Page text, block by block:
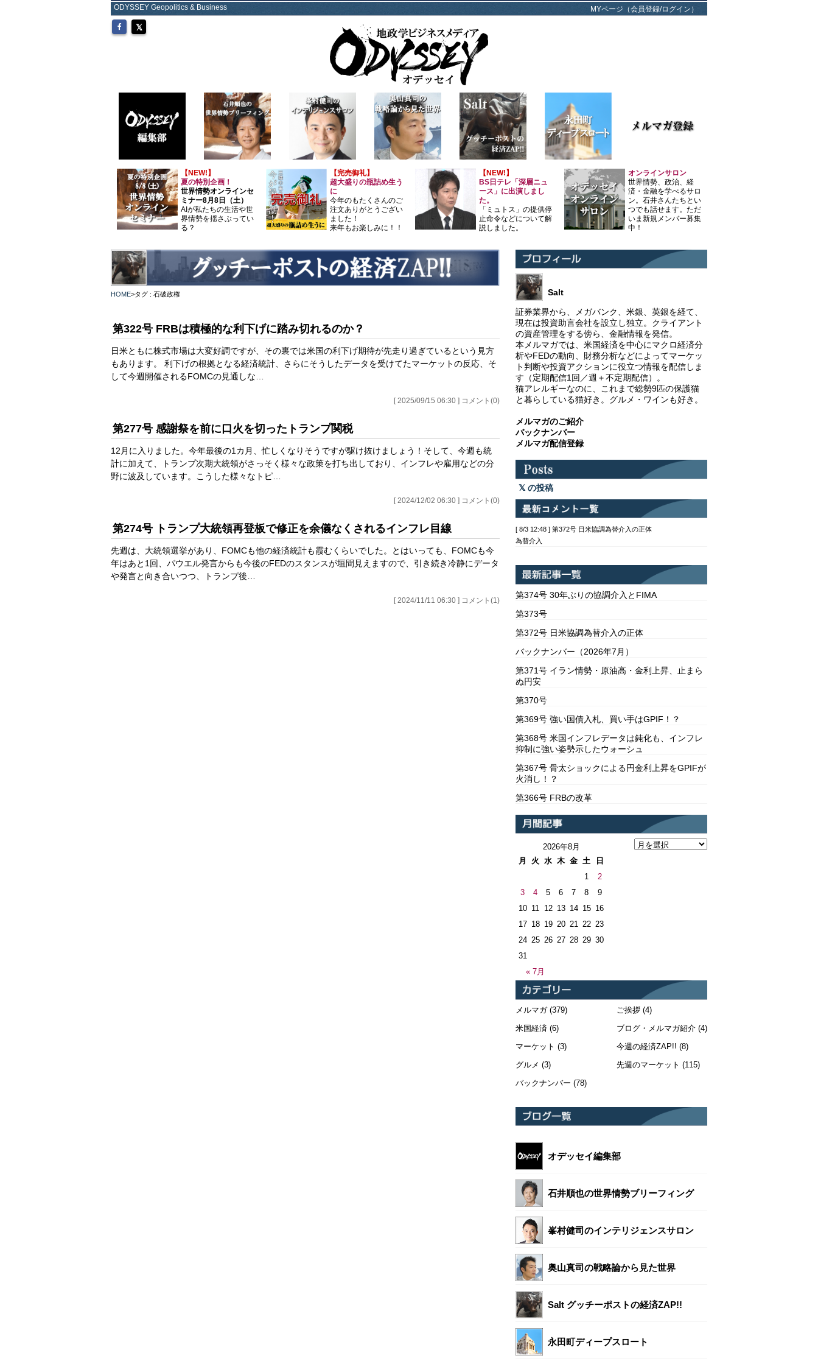
ODYSSEY Geopolitics & Business MYページ（会員登録/ログイン）
【NEW!】
夏の特別企画！
世界情勢オンラインセ
ミナー8月8日（土）
AIが私たちの生活や世
界情勢を揺さぶってい
る？
【完売御礼】
超大盛りの瓶詰め生う
に
今年のもたくさんのご
注文ありがとうござい
ました！
来年もお楽しみに！！
【NEW!】
BS日テレ「深層ニュ
ース」に出演しまし
た。
「ミュトス」の提供停
止命令などについて解
説しました。
オンラインサロン
世界情勢、政治、経
済・金融を学べるサロ
ン。石井さんたちとい
つでも話せます。ただ
いま新規メンバー募集
中！
HOME>タグ : 石破政権
第322号 FRBは積極的な利下げに踏み切れるのか？
日米ともに株式市場は大変好調ですが、その裏では米国の利下げ期待が先走り過ぎているという見方
もあります。 利下げの根拠となる経済統計、さらにそうしたデータを受けてたマーケットの反応、そ
して今週開催されるFOMCの見通しな…
[ 2025/09/15 06:30 ] コメント(0)
第277号 感謝祭を前に口火を切ったトランプ関税
12月に入りました。今年最後の1カ月、忙しくなりそうですが駆け抜けましょう！そして、今週も統
計に加えて、トランプ次期大統領がさっそく様々な政策を打ち出しており、インフレや雇用などの分
野に波及しています。こうした様々なトピ…
[ 2024/12/02 06:30 ] コメント(0)
第274号 トランプ大統領再登板で修正を余儀なくされるインフレ目線
先週は、大統領選挙があり、FOMCも他の経済統計も霞むくらいでした。とはいっても、FOMCも今
年はあと1回、パウエル発言からも今後のFEDのスタンスが垣間見えますので、引き続き冷静にデータ
や発言と向き合いつつ、トランプ後…
[ 2024/11/11 06:30 ] コメント(1)
Salt
証券業界から、メガバンク、米銀、英銀を経て、
現在は投資助言会社を設立し独立。クライアント
の資産管理をする傍ら、金融情報を発信。
本メルマガでは、米国経済を中心にマクロ経済分
析やFEDの動向、財務分析などによってマーケッ
ト判断や投資アクションに役立つ情報を配信しま
す（定期配信1回／週＋不定期配信）。
猫アレルギーなのに、これまで総勢9匹の保護猫
と暮らしている猫好き。グルメ・ワインも好き。
メルマガのご紹介
バックナンバー
メルマガ配信登録
の投稿
[ 8/3 12:48 ] 第372号 日米協調為替介入の正体
為替介入
第374号 30年ぶりの協調介入とFIMA
第373号
第372号 日米協調為替介入の正体
バックナンバー（2026年7月）
第371号 イラン情勢・原油高・金利上昇、止まら
ぬ円安
第370号
第369号 強い国債入札、買い手はGPIF！？
第368号 米国インフレデータは鈍化も、インフレ
抑制に強い姿勢示したウォーシュ
第367号 骨太ショックによる円金利上昇をGPIFが
火消し！？
第366号 FRBの改革
2026年8月
月
火 水 木 金 土 日
« 7月
1
2
3
4 5 6 7 8
9
10 11 12 13 14 15 16
17 18 19 20 21 22 23
24 25 26 27 28 29 30
31
メルマガ(379)
米国経済 (6)
マーケット (3)
グルメ (3)
バックナンバー (78)
ご挨拶(4)
ブログ・メルマガ紹介(4)
今週の経済ZAP!! (8)
先週のマーケット (115)
オデッセイ編集部
石井順也の世界情勢ブリーフィング
峯村健司のインテリジェンスサロン
奥山真司の戦略論から見た世界
Salt グッチーポストの経済ZAP!!
永田町ディープスロート